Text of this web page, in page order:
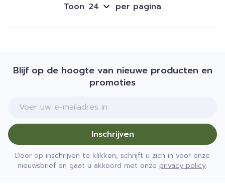
Toon per pagina
Blijf op de hoogte van nieuwe producten en
promoties
E-mail adres
Inschrijven
Door op inschrijven te klikken, schrijft u zich in voor onze
nieuwsbrief en gaat u akkoord met onze privacy policy.